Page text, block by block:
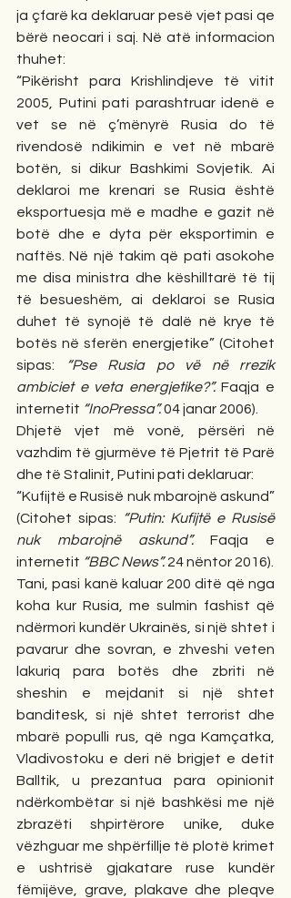
ja çfarë ka deklaruar pesë vjet pasi qe
bërë neocari i saj. Në atë informacion
thuhet:
“Pikërisht para Krishlindjeve të vitit
2005, Putini pati parashtruar idenë e
vet se në ç’mënyrë Rusia do të
rivendosë ndikimin e vet në mbarë
botën, si dikur Bashkimi Sovjetik. Ai
deklaroi me krenari se Rusia është
eksportuesja më e madhe e gazit në
botë dhe e dyta për eksportimin e
naftës. Në një takim që pati asokohe
me disa ministra dhe këshilltarë të tij
të besueshëm, ai deklaroi se Rusia
duhet të synojë të dalë në krye të
botës në sferën energjetike” (Citohet
sipas:
“Pse Rusia po vë në rrezik
ambiciet e veta energjetike?”. Faqja e
internetit “InoPressa”. 04 janar 2006).
Dhjetë vjet më vonë, përsëri në
vazhdim të gjurmëve të Pjetrit të Parë
dhe të Stalinit, Putini pati deklaruar:
“Kufijtë e Rusisë nuk mbarojnë askund”
(Citohet sipas:
“Putin: Kufijtë e Rusisë
nuk mbarojnë askund”. Faqja e
internetit “BBC News”.
Tani, pasi kanë kaluar 200 ditë që nga
koha kur Rusia, me sulmin fashist që
ndërmori kundër Ukrainës, si një shtet i
pavarur dhe sovran, e zhveshi veten
lakuriq para botës dhe zbriti në
sheshin e mejdanit si një shtet
banditesk, si një shtet terrorist dhe
mbarë populli rus, që nga Kamçatka,
Vladivostoku e deri në brigjet e detit
Balltik, u prezantua para opinionit
ndërkombëtar si një bashkësi me një
zbrazëti shpirtërore unike, duke
vëzhguar me shpërfillje të plotë krimet
e ushtrisë gjakatare ruse kundër
fëmijëve, grave, plakave dhe pleqve